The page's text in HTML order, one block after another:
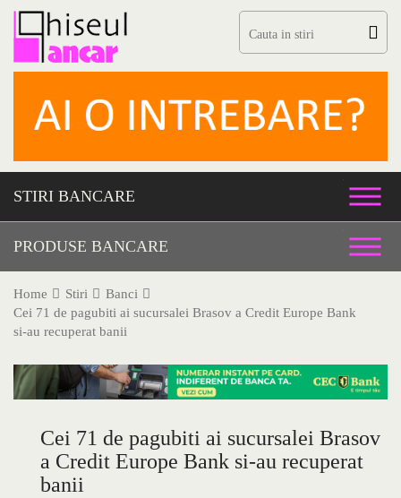
Skip
STIRI BANCARE
PRODUSE BANCARE
Home Stiri
Banci
Cei 71 de pagubiti ai sucursalei Brasov a Credit Europe Bank
si-au recuperat banii
Cei 71 de pagubiti ai sucursalei Brasov
a Credit Europe Bank si-au recuperat
banii